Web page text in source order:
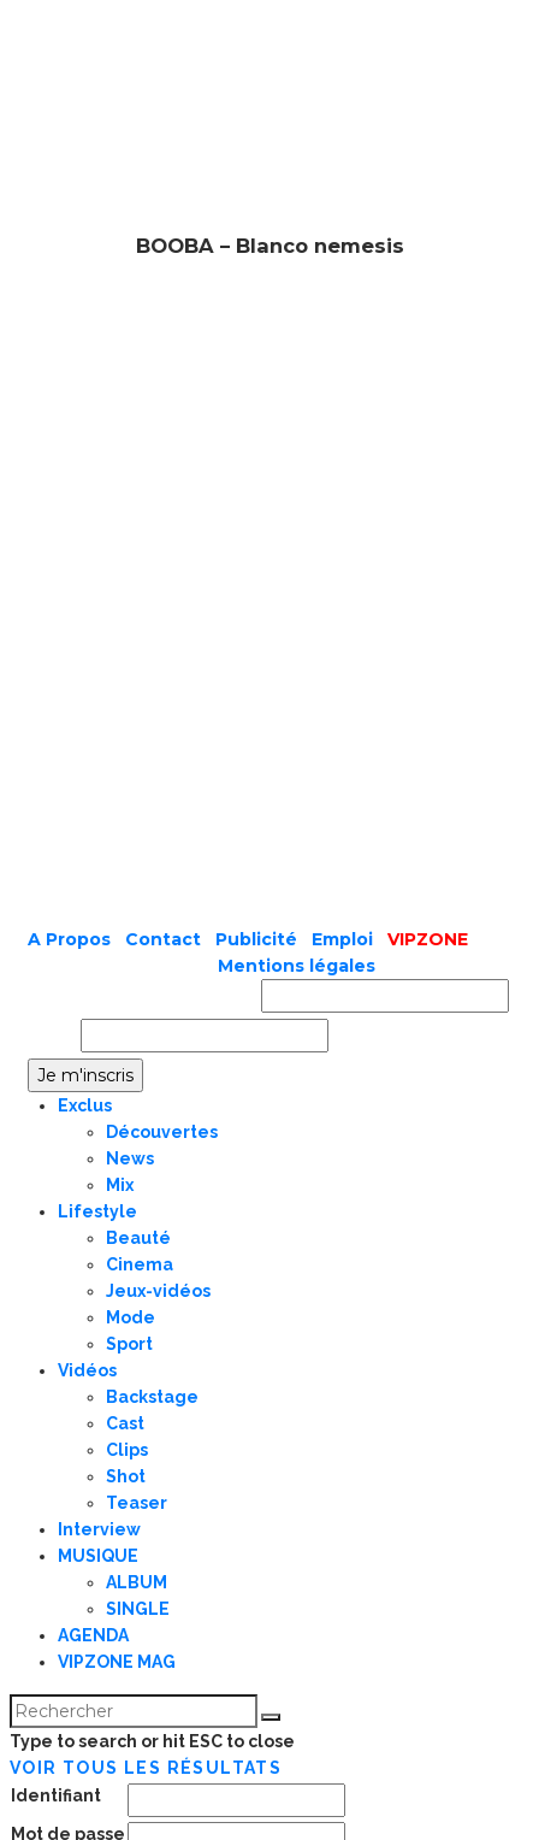
BOOBA – Blanco nemesis
A Propos Contact Publicité Emploi
VIPZONE
Mentions légales
Exclus
Découvertes
News
Mix
Lifestyle
Beauté
Cinema
Jeux-vidéos
Mode
Sport
Vidéos
Backstage
Cast
Clips
Shot
Teaser
Interview
MUSIQUE
ALBUM
SINGLE
AGENDA
VIPZONE MAG
Type to search or hit ESC to close
VOIR TOUS LES RÉSULTATS
Identifiant
Mot de passe